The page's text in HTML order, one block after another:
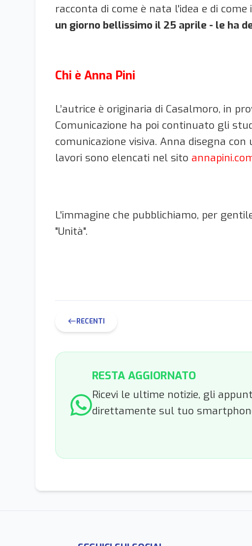
racconta di come è nata l'idea e di
un giorno bellissimo il 25 aprile - le ha
Chi è Anna Pini
L’autrice è originaria di Casalmoro, in
Comunicazione ha poi continuato gli
comunicazione visiva. Anna disegna
lavori sono elencati nel sito
L'immagine che pubblichiamo, per
"Unità".
westRECENTI
RESTA AGGIORNATO
Ricevi le ultime notizie, gli
direttamente sul tuo